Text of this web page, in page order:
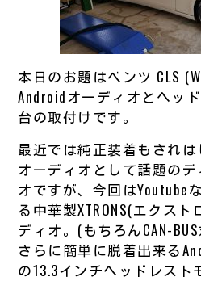
本日のお題はベンツ CLS
Androidオーディオとヘッ
台の取付けです。
最近では純正装着もされ
オーディオとして話題の
オですが、今回はYoutube
る中華製XTRONS(エクス
ディオ。(もちろんCAN-
さらに簡単に脱着出来る
の13.3インチヘッドレスト